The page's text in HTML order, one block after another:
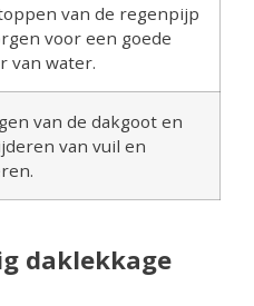
van de regenpijp
voor een goede
van water.
van de dakgoot en
van vuil en
daklekkage